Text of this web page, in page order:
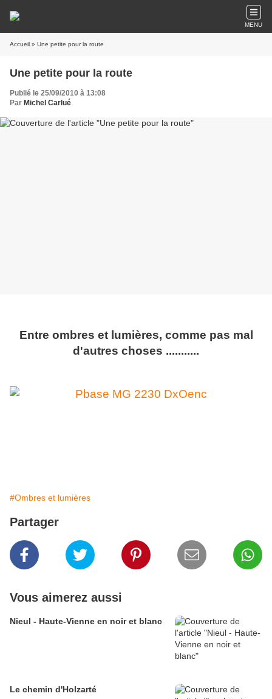
MENU
Accueil » Une petite pour la route
Une petite pour la route
Publié le 25/09/2010 à 13:08
Par Michel Carlué
Entre ombres et lumières, comme pas mal
d'autres choses ...........
#Ombres et lumières
Partager
Vous aimerez aussi
Nieul - Haute-Vienne en noir et blanc
Le chemin d'Holzarté